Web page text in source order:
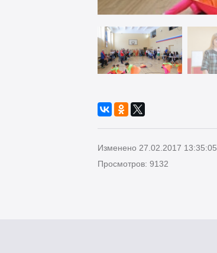
Изменено 27.02.2017 13:35:05
Просмотров: 9132